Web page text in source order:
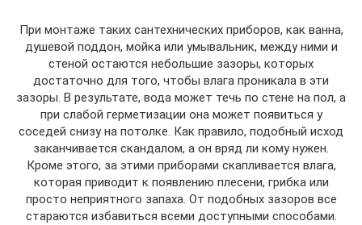
При монтаже таких сантехнических приборов, как ванна,
душевой поддон, мойка или умывальник, между ними и
стеной остаются небольшие зазоры, которых
достаточно для того, чтобы влага проникала в эти
зазоры. В результате, вода может течь по стене на пол, а
при слабой герметизации она может появиться у
соседей снизу на потолке. Как правило, подобный исход
заканчивается скандалом, а он вряд ли кому нужен.
Кроме этого, за этими приборами скапливается влага,
которая приводит к появлению плесени, грибка или
просто неприятного запаха. От подобных зазоров все
стараются избавиться всеми доступными способами.